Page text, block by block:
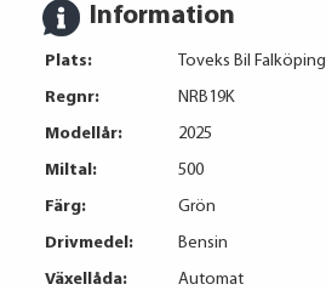
Information
Plats:
Toveks Bil Falköping
Regnr:
NRB19K
Modellår:
2025
Miltal:
500
Färg:
Grön
Drivmedel:
Bensin
Växellåda:
Automat